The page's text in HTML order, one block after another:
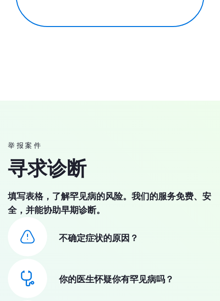
举报案件
寻求诊断
填写表格，了解罕见病的风险。我们的服务免费、安
全，并能协助早期诊断。
不确定症状的原因？
你的医生怀疑你有罕见病吗？